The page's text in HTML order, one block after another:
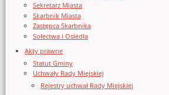
Sekretarz Miasta
Skarbnik Miasta
Zastępca Skarbnika
Sołectwa i Osiedla
Akty prawne
Statut Gminy
Uchwały Rady Miejskiej
Rejestry uchwał Rady Miejskiej